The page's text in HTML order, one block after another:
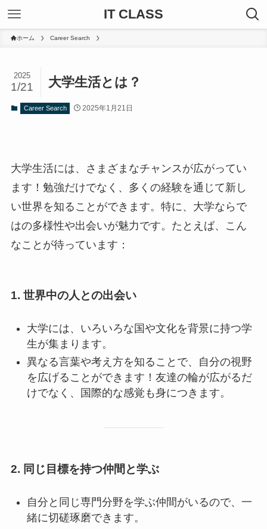
IT CLASS
ホーム Career Search
大学生活とは？
2025
1/21
Career Search 2025年1月21日
大学生活には、さまざまなチャンスが広がってい
ます！勉強だけでなく、多くの経験を通じて新し
い世界を知ることができます。特に、大学ならで
はの多様性や出会いが魅力です。たとえば、こん
なことが待っています：
1. 世界中の人との出会い
大学には、いろいろな国や文化を背景に持つ学
生が集まります。
異なる言葉や考え方を知ることで、自分の視野
を広げることができます！友達の輪が広がるだ
けでなく、国際的な感覚も身につきます。
2. 同じ目標を持つ仲間と学ぶ
自分と同じ専門分野を学ぶ仲間がいるので、一
緒に切磋琢磨できます。